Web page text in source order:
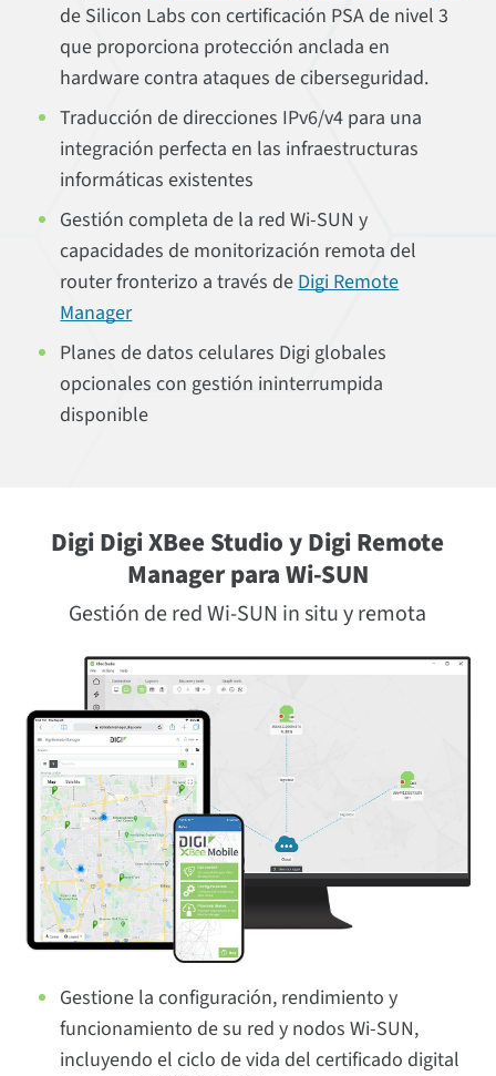
de Silicon Labs con certificación PSA de nivel 3
que proporciona protección anclada en
hardware contra ataques de ciberseguridad.
Traducción de direcciones IPv6/v4 para una
integración perfecta en las infraestructuras
informáticas existentes
Gestión completa de la red Wi-SUN y
capacidades de monitorización remota del
router fronterizo a través de Digi Remote
Manager
Planes de datos celulares Digi globales
opcionales con gestión ininterrumpida
disponible
Digi Digi XBee Studio y Digi Remote
Manager para Wi-SUN
Gestión de red Wi-SUN in situ y remota
Gestione la configuración, rendimiento y
funcionamiento de su red y nodos Wi-SUN,
incluyendo el ciclo de vida del certificado digital